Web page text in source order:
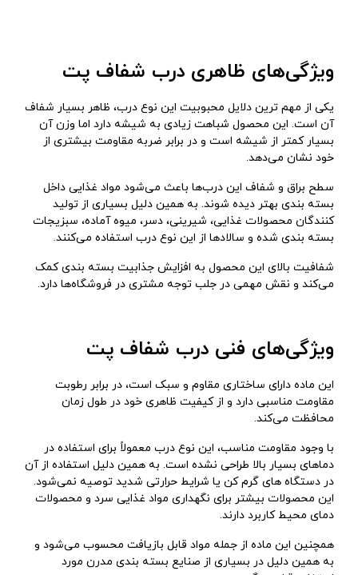
ویژگی‌های ظاهری درب شفاف پت
یکی از مهم‌ ترین دلایل محبوبیت این نوع درب، ظاهر بسیار شفاف
آن است. این محصول شباهت زیادی به شیشه دارد اما وزن آن
بسیار کمتر از شیشه است و در برابر ضربه مقاومت بیشتری از
خود نشان می‌دهد.
سطح براق و شفاف این درب‌ها باعث می‌شود مواد غذایی داخل
بسته‌ بندی بهتر دیده شوند. به همین دلیل بسیاری از تولید
کنندگان محصولات غذایی، شیرینی، دسر، میوه آماده، سبزیجات
بسته‌ بندی شده و سالادها از این نوع درب استفاده می‌کنند.
شفافیت بالای این محصول به افزایش جذابیت بسته ‌بندی کمک
می‌کند و نقش مهمی در جلب توجه مشتری در فروشگاه‌ها دارد.
ویژگی‌های فنی درب شفاف پت
این ماده دارای ساختاری مقاوم و سبک است، در برابر رطوبت
مقاومت مناسبی دارد و از کیفیت ظاهری خود در طول زمان
محافظت می‌کند.
با وجود مقاومت مناسب، این نوع درب معمولاً برای استفاده در
دماهای بسیار بالا طراحی نشده است. به همین دلیل استفاده از آن
در دستگاه‌ های گرم ‌کن یا شرایط حرارتی شدید توصیه نمی‌شود.
این محصولات بیشتر برای نگهداری مواد غذایی سرد و محصولات
دمای محیط کاربرد دارند.
همچنین این ماده از جمله مواد قابل بازیافت محسوب می‌شود و
به همین دلیل در بسیاری از صنایع بسته ‌بندی مدرن مورد